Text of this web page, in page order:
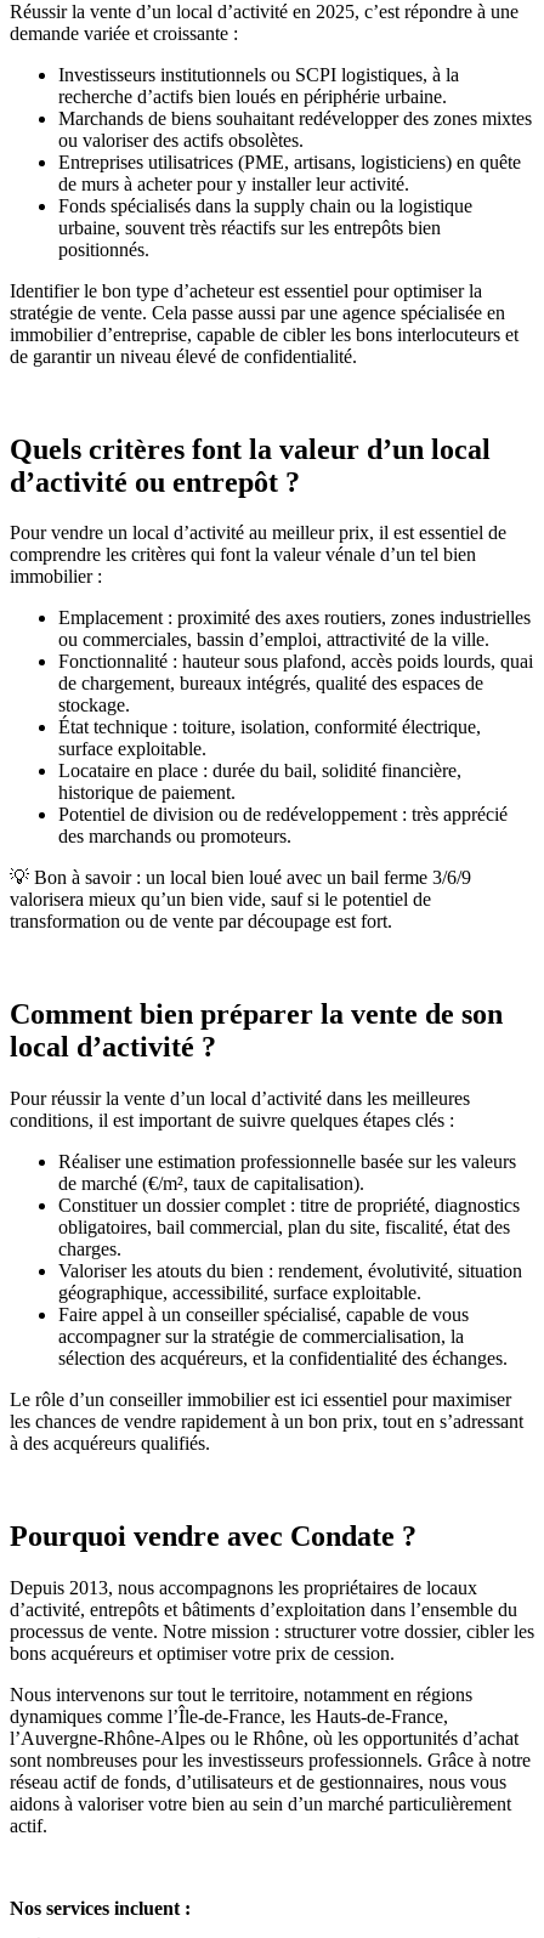
Réussir la vente d’un local d’activité en 2025, c’est répondre à une
demande variée et croissante :
Investisseurs institutionnels ou SCPI logistiques, à la
recherche d’actifs bien loués en périphérie urbaine.
Marchands de biens souhaitant redévelopper des zones mixtes
ou valoriser des actifs obsolètes.
Entreprises utilisatrices (PME, artisans, logisticiens) en quête
de murs à acheter pour y installer leur activité.
Fonds spécialisés dans la supply chain ou la logistique
urbaine, souvent très réactifs sur les entrepôts bien
positionnés.
Identifier le bon type d’acheteur est essentiel pour optimiser la
stratégie de vente. Cela passe aussi par une agence spécialisée en
immobilier d’entreprise, capable de cibler les bons interlocuteurs et
de garantir un niveau élevé de confidentialité.
Quels critères font la valeur d’un local
d’activité ou entrepôt ?
Pour vendre un local d’activité au meilleur prix, il est essentiel de
comprendre les critères qui font la valeur vénale d’un tel bien
immobilier :
Emplacement : proximité des axes routiers, zones industrielles
ou commerciales, bassin d’emploi, attractivité de la ville.
Fonctionnalité : hauteur sous plafond, accès poids lourds, quai
de chargement, bureaux intégrés, qualité des espaces de
stockage.
État technique : toiture, isolation, conformité électrique,
surface exploitable.
Locataire en place : durée du bail, solidité financière,
historique de paiement.
Potentiel de division ou de redéveloppement : très apprécié
des marchands ou promoteurs.
💡 Bon à savoir : un local bien loué avec un bail ferme 3/6/9
valorisera mieux qu’un bien vide, sauf si le potentiel de
transformation ou de vente par découpage est fort.
Comment bien préparer la vente de son
local d’activité ?
Pour réussir la vente d’un local d’activité dans les meilleures
conditions, il est important de suivre quelques étapes clés :
Réaliser une estimation professionnelle basée sur les valeurs
de marché (€/m², taux de capitalisation).
Constituer un dossier complet : titre de propriété, diagnostics
obligatoires, bail commercial, plan du site, fiscalité, état des
charges.
Valoriser les atouts du bien : rendement, évolutivité, situation
géographique, accessibilité, surface exploitable.
Faire appel à un conseiller spécialisé, capable de vous
accompagner sur la stratégie de commercialisation, la
sélection des acquéreurs, et la confidentialité des échanges.
Le rôle d’un conseiller immobilier est ici essentiel pour maximiser
les chances de vendre rapidement à un bon prix, tout en s’adressant
à des acquéreurs qualifiés.
Pourquoi vendre avec Condate ?
Depuis 2013, nous accompagnons les propriétaires de locaux
d’activité, entrepôts et bâtiments d’exploitation dans l’ensemble du
processus de vente. Notre mission : structurer votre dossier, cibler les
bons acquéreurs et optimiser votre prix de cession.
Nous intervenons sur tout le territoire, notamment en régions
dynamiques comme l’Île-de-France, les Hauts-de-France,
l’Auvergne-Rhône-Alpes ou le Rhône, où les opportunités d’achat
sont nombreuses pour les investisseurs professionnels. Grâce à notre
réseau actif de fonds, d’utilisateurs et de gestionnaires, nous vous
aidons à valoriser votre bien au sein d’un marché particulièrement
actif.
Nos services incluent :